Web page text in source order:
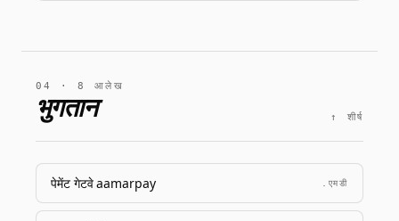
04 · 8 आलेख
भुगतान ↑ शीर्ष
पेमेंट गेटवे aamarpay .एमडी